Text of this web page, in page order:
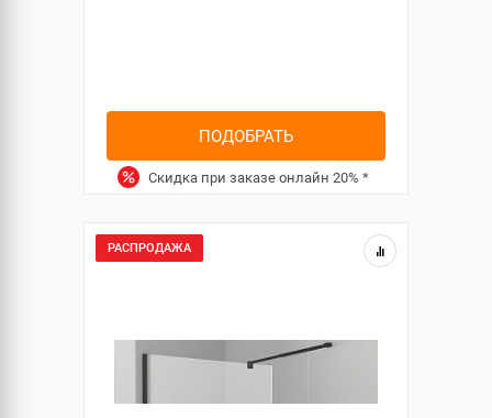
ПОДОБРАТЬ
Скидка при заказе онлайн 20% *
РАСПРОДАЖА